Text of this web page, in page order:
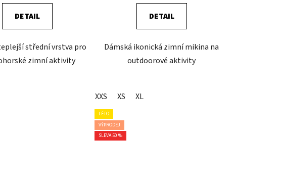
DETAIL
střední vrstva pro
zimní aktivity
DETAIL
Dámská ikonická zimní mikina na
outdoorové aktivity
XXS XS XL
LÉTO
VÝPRODEJ
SLEVA 50 %